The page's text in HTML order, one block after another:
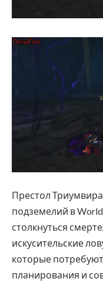
Престол
подземелий в
столкнуться
искусительские
которые
планирования и